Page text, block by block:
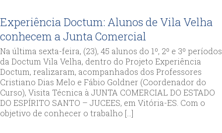
Experiência Doctum: Alunos de Vila Velha
conhecem a Junta Comercial
Na última sexta-feira, (23), 45 alunos do 1º, 2º e 3º períodos
da Doctum Vila Velha, dentro do Projeto Experiência
Doctum, realizaram, acompanhados dos Professores
Cristiano Dias Melo e Fábio Goldner (Coordenador do
Curso), Visita Técnica à JUNTA COMERCIAL DO ESTADO
DO ESPÍRITO SANTO – JUCEES, em Vitória-ES. Com o
objetivo de conhecer o trabalho […]